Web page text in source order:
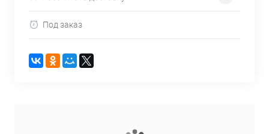
Под заказ